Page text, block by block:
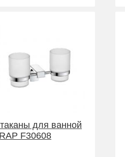
для ванной
F30608